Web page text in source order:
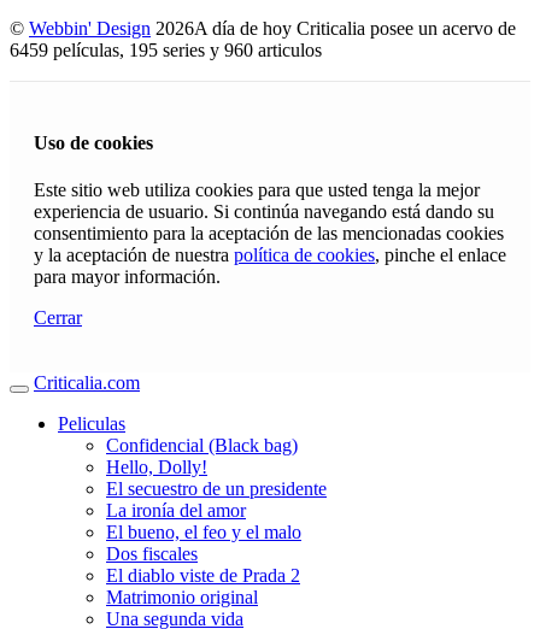
© Webbin' Design 2026A día de hoy Criticalia posee un acervo de
6459 películas, 195 series y 960 articulos
Uso de cookies
Este sitio web utiliza cookies para que usted tenga la mejor
experiencia de usuario. Si continúa navegando está dando su
consentimiento para la aceptación de las mencionadas cookies
y la aceptación de nuestra política de cookies, pinche el enlace
para mayor información.
Cerrar
Criticalia.com
Peliculas
Confidencial (Black bag)
Hello, Dolly!
El secuestro de un presidente
La ironía del amor
El bueno, el feo y el malo
Dos fiscales
El diablo viste de Prada 2
Matrimonio original
Una segunda vida